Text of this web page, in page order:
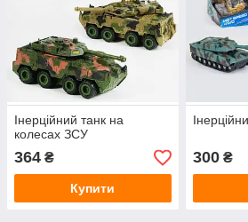
Інерційний танк на
колесах ЗСУ
364 ₴
Купити
300₴